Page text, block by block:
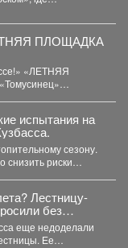
ПЛОЩАДКА
испытания на
сезону.
снизить риски
Лестницу-
без
еще недоделали
Ее